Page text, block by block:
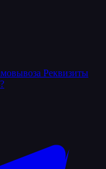
Реквизиты